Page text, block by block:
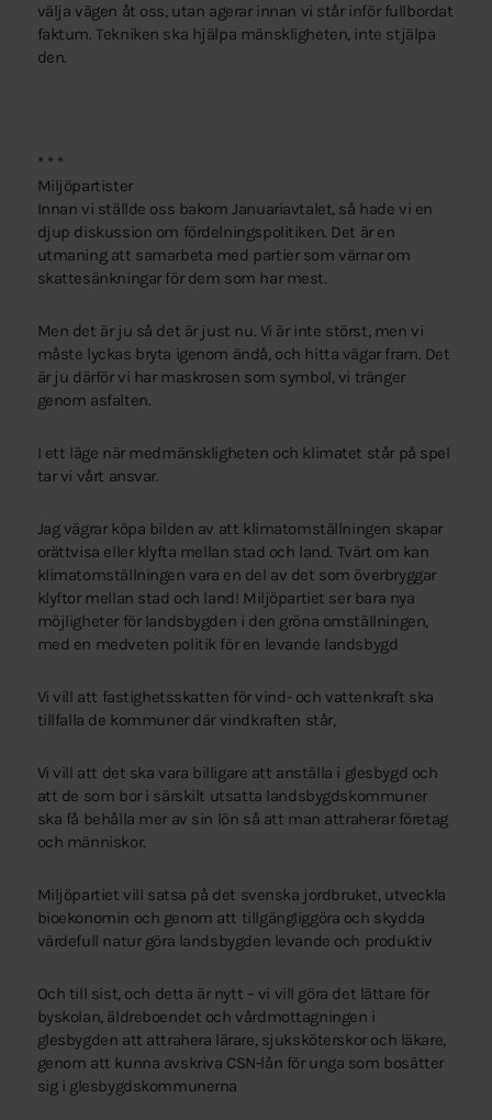
välja vägen åt oss, utan agerar innan vi står inför fullbordat
faktum. Tekniken ska hjälpa mänskligheten, inte stjälpa
den.
* * *
Miljöpartister
Innan vi ställde oss bakom Januariavtalet, så hade vi en
djup diskussion om fördelningspolitiken. Det är en
utmaning att samarbeta med partier som värnar om
skattesänkningar för dem som har mest.
Men det är ju så det är just nu. Vi är inte störst, men vi
måste lyckas bryta igenom ändå, och hitta vägar fram. Det
är ju därför vi har maskrosen som symbol, vi tränger
genom asfalten.
I ett läge när medmänskligheten och klimatet står på spel
tar vi vårt ansvar.
Jag vägrar köpa bilden av att klimatomställningen skapar
orättvisa eller klyfta mellan stad och land. Tvärt om kan
klimatomställningen vara en del av det som överbryggar
klyftor mellan stad och land! Miljöpartiet ser bara nya
möjligheter för landsbygden i den gröna omställningen,
med en medveten politik för en levande landsbygd
Vi vill att fastighetsskatten för vind- och vattenkraft ska
tillfalla de kommuner där vindkraften står,
Vi vill att det ska vara billigare att anställa i glesbygd och
att de som bor i särskilt utsatta landsbygdskommuner
ska få behålla mer av sin lön så att man attraherar företag
och människor.
Miljöpartiet vill satsa på det svenska jordbruket, utveckla
bioekonomin och genom att tillgängliggöra och skydda
värdefull natur göra landsbygden levande och produktiv
Och till sist, och detta är nytt – vi vill göra det lättare för
byskolan, äldreboendet och vårdmottagningen i
glesbygden att attrahera lärare, sjuksköterskor och läkare,
genom att kunna avskriva CSN-lån för unga som bosätter
sig i glesbygdskommunerna